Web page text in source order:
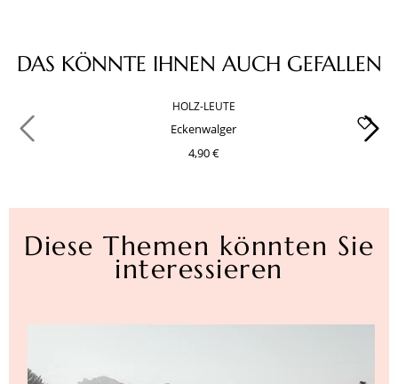
Produktgalerie überspringen
DAS KÖNNTE IHNEN AUCH GEFALLEN
HOLZ-LEUTE
Eckenwalger
4,90 €
Diese Themen könnten Sie
interessieren